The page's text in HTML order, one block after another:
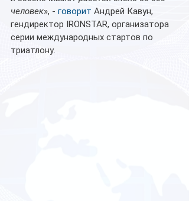
человек», - говорит Андрей Кавун,
гендиректор IRONSTAR, организатора
серии международных стартов по
триатлону.